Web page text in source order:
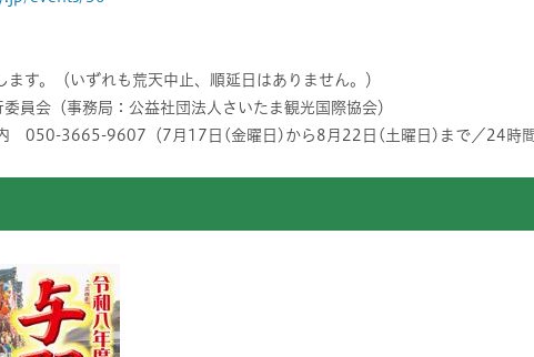
す。（いずれも荒天中止、順延日はありません。）
員会（事務局：公益社団法人さいたま観光国際協会）
050-3665-9607（7月17日(金曜日)から8月22日(土曜日)まで／24時